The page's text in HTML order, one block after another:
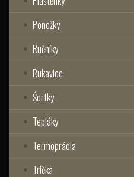
Ponožky
Ručníky
Rukavice
Šortky
Tepláky
Termoprádla
Trička